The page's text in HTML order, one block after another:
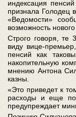
индексация
признала Голодец
«Ведомости»
возможность
Строго говоря, те
виду вице-
пенсий как
накопительную
мнению Антона
казны.
«Это приведет к
расходы и еще
предупреждает